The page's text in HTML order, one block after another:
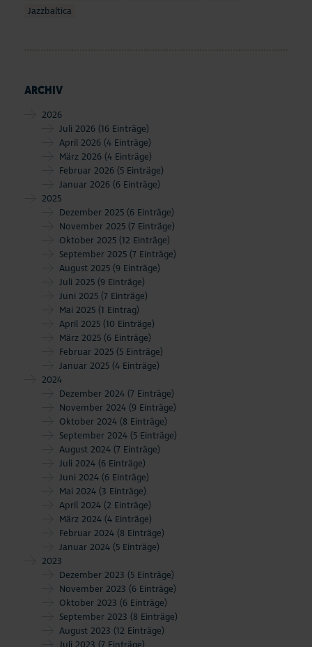
Jazzbaltica
ARCHIV
2026
Juli 2026 (16 Einträge)
April 2026 (4 Einträge)
März 2026 (4 Einträge)
Februar 2026 (5 Einträge)
Januar 2026 (6 Einträge)
2025
Dezember 2025 (6 Einträge)
November 2025 (7 Einträge)
Oktober 2025 (12 Einträge)
September 2025 (7 Einträge)
August 2025 (9 Einträge)
Juli 2025 (9 Einträge)
Juni 2025 (7 Einträge)
Mai 2025 (1 Eintrag)
April 2025 (10 Einträge)
März 2025 (6 Einträge)
Februar 2025 (5 Einträge)
Januar 2025 (4 Einträge)
2024
Dezember 2024 (7 Einträge)
November 2024 (9 Einträge)
Oktober 2024 (8 Einträge)
September 2024 (5 Einträge)
August 2024 (7 Einträge)
Juli 2024 (6 Einträge)
Juni 2024 (6 Einträge)
Mai 2024 (3 Einträge)
April 2024 (2 Einträge)
März 2024 (4 Einträge)
Februar 2024 (8 Einträge)
Januar 2024 (5 Einträge)
2023
Dezember 2023 (5 Einträge)
November 2023 (6 Einträge)
Oktober 2023 (6 Einträge)
September 2023 (8 Einträge)
August 2023 (12 Einträge)
Juli 2023 (7 Einträge)